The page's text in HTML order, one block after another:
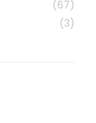
(67)
(3)